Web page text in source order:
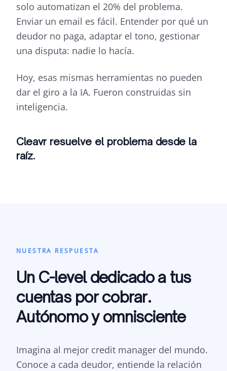
solo automatizan el 20% del problema.
Enviar un email es fácil. Entender por qué un
deudor no paga, adaptar el tono, gestionar
una disputa: nadie lo hacía.
Hoy, esas mismas herramientas no pueden
dar el giro a la IA. Fueron construidas sin
inteligencia.
Cleavr resuelve el problema desde la
raíz.
NUESTRA RESPUESTA
Un C-level dedicado a tus
cuentas por cobrar.
Autónomo y omnisciente
Imagina al mejor credit manager del mundo.
Conoce a cada deudor, entiende la relación